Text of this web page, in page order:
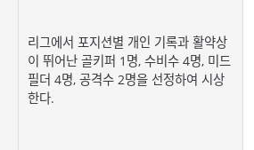
리그에서 포지션별 개인 기록과 활약상
이 뛰어난 골키퍼 1명, 수비수 4명, 미드
필더 4명, 공격수 2명을 선정하여 시상
한다.